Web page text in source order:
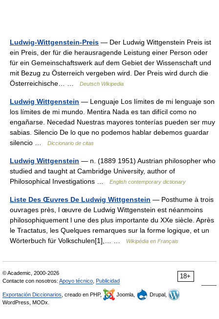
Ludwig-Wittgenstein-Preis — Der Ludwig Wittgenstein Preis ist
ein Preis, der für die herausragende Leistung einer Person oder
für ein Gemeinschaftswerk auf dem Gebiet der Wissenschaft und
mit Bezug zu Österreich vergeben wird. Der Preis wird durch die
Österreichische… …
Deutsch Wikipedia
Ludwig Wittgenstein — Lenguaje Los límites de mi lenguaje son
los límites de mi mundo. Mentira Nada es tan difícil como no
engañarse. Necedad Nuestras mayores tonterías pueden ser muy
sabias. Silencio De lo que no podemos hablar debemos guardar
silencio …
Diccionario de citas
Ludwig Wittgenstein — n. (1889 1951) Austrian philosopher who
studied and taught at Cambridge University, author of
Philosophical Investigations …
English contemporary dictionary
Liste Des Œuvres De Ludwig Wittgenstein — Posthume à trois
ouvrages près, l œuvre de Ludwig Wittgenstein est néanmoins
philosophiquement l une des plus importante du XXe siècle. Après
le Tractatus, les Quelques remarques sur la forme logique, et un
Wörterbuch für Volkschulen[1],… …
Wikipédia en Français
18+
© Academic, 2000-2026
Contacte con nosotros: Apoyo técnico Publicidad
Exportación Diccionarios , creado en PHP, Joomla,
Drupal,
WordPress, MODx.